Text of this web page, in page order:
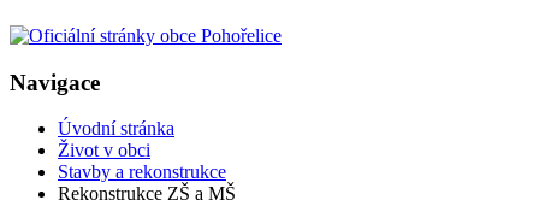
Navigace
Úvodní stránka
Život v obci
Stavby a rekonstrukce
Rekonstrukce ZŠ a MŠ